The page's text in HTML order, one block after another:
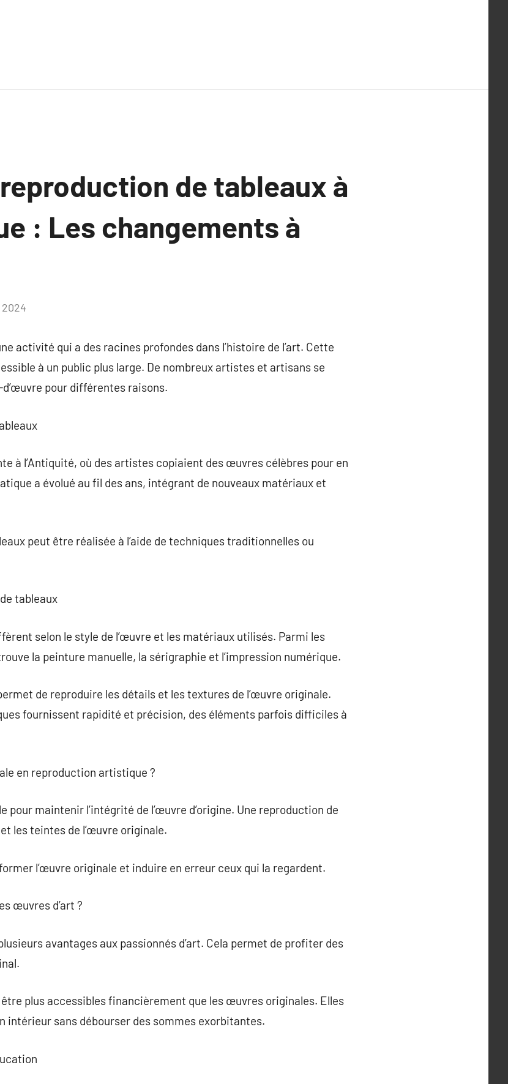
reproduction de tableaux à
: Les changements à
activité qui a des racines profondes dans l’histoire de l’art. Cette
à un public plus large. De nombreux artistes et artisans se
pour différentes raisons.
à l’Antiquité, où des artistes copiaient des œuvres célèbres pour en
a évolué au fil des ans, intégrant de nouveaux matériaux et
peut être réalisée à l’aide de techniques traditionnelles ou
tableaux
selon le style de l’œuvre et les matériaux utilisés. Parmi les
la peinture manuelle, la sérigraphie et l’impression numérique.
de reproduire les détails et les textures de l’œuvre originale.
fournissent rapidité et précision, des éléments parfois difficiles à
en reproduction artistique ?
pour maintenir l’intégrité de l’œuvre d’origine. Une reproduction de
les teintes de l’œuvre originale.
l’œuvre originale et induire en erreur ceux qui la regardent.
œuvres d’art ?
avantages aux passionnés d’art. Cela permet de profiter des
plus accessibles financièrement que les œuvres originales. Elles
intérieur sans débourser des sommes exorbitantes.